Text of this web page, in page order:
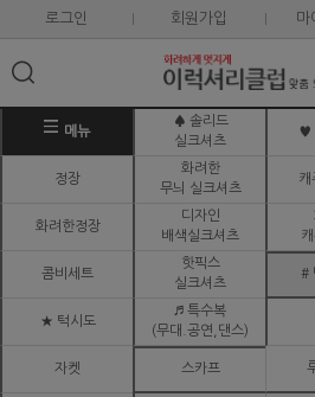
로그인 회원가입 마
메뉴
♠ 솔리드
실크셔츠
♥
정장
화려한
무늬 실크셔츠
캐
화려한정장
디자인
배색실크셔츠
콤비세트
핫픽스
실크셔츠
#
★ 턱시도
♬ 특수복
(무대.공연,댄스)
자켓 스카프